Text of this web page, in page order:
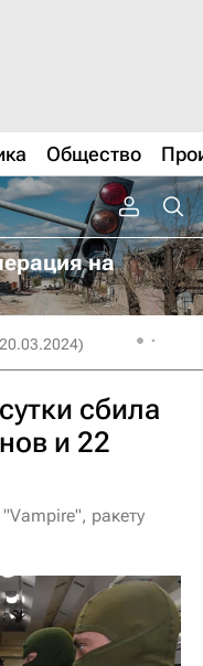
Общество
на
сбила
и 22
ракету